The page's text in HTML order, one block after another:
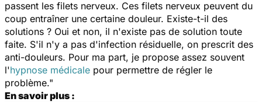
passent les filets nerveux. Ces filets nerveux peuvent du
coup entraîner une certaine douleur. Existe-t-il des
solutions ? Oui et non, il n'existe pas de solution toute
faite. S'il n'y a pas d'infection résiduelle, on prescrit des
anti-douleurs. Pour ma part, je propose assez souvent
l'hypnose médicale pour permettre de régler le
problème."
En savoir plus :